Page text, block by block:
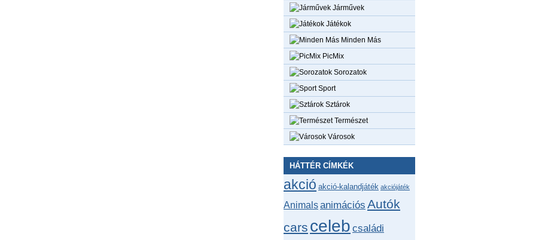
Járművek
Játékok
Minden Más
PicMix
Sorozatok
Sport
Sztárok
Természet
Városok
HÁTTÉR CÍMKÉK
akció akció-kalandjáték akciójáték
Animalsanimációs Autók
cars celeb családi